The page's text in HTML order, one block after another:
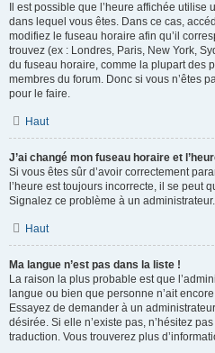
Il est possible que l’heure affichée
dans lequel vous êtes. Dans ce cas,
modifiez le fuseau horaire afin qu’il
trouvez (ex : Londres, Paris, New York,
du fuseau horaire, comme la plupart des
membres du forum. Donc si vous n’êtes
pour le faire.
Haut
J’ai changé mon fuseau horaire et
Si vous êtes sûr d’avoir correctement
l’heure est toujours incorrecte, il se peut
Signalez ce problème à un administrateur.
Haut
Ma langue n’est pas dans la liste !
La raison la plus probable est que
langue ou bien que personne n’ait
Essayez de demander à un
désirée. Si elle n’existe pas, n’hésitez
traduction. Vous trouverez plus